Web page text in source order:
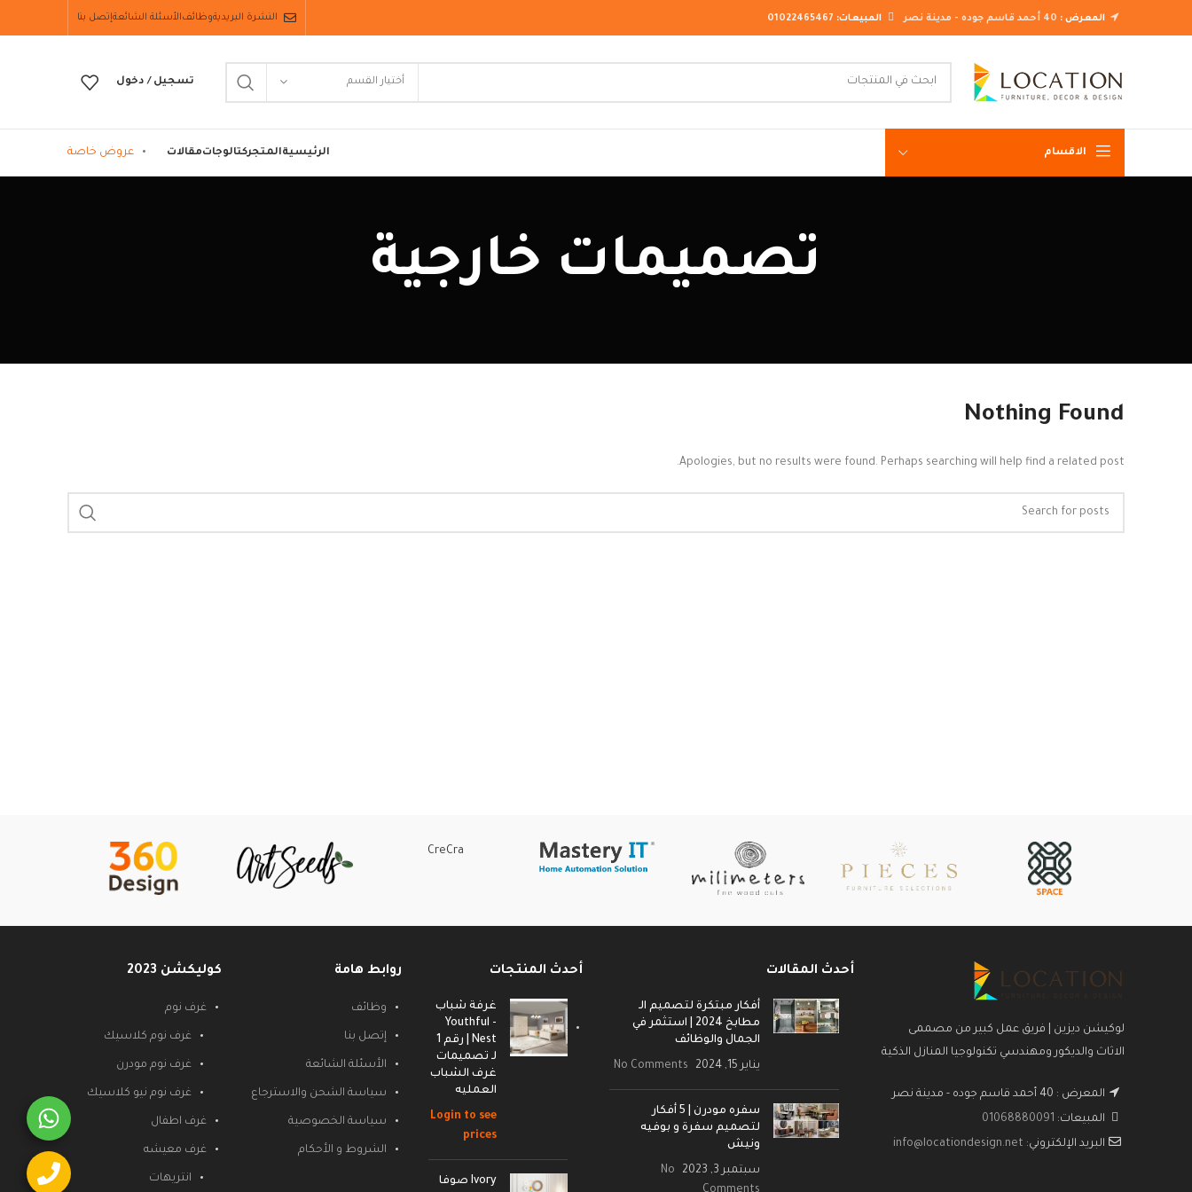
المعرض : المبيعات: 01022465467 النشرة البريديةوظائفالأسئلة الشائعةإتصل بنا
أختيار القسم تسجيل / دخول
الاقسام
غرف نوم مودرن
غرف نوم نيو كلاسيك
الرئيسيةالمتجركتالوجاتمقالات عروض خاصة
تصميمات خارجية
Nothing Found
Apologies, but no results were found. Perhaps searching will help find a related post.
CreCra
لوكيشن ديزين | فريق عمل كبير من مصممى
الاثاث والديكور ومهندسي تكنولوجيا المنازل الذكية
المعرض : 40 أحمد قاسم جوده - مدينة نصر
المبيعات: 01068880091
البريد الإلكتروني: info@locationdesign.net
أحدث المقالات
أفكار مبتكرة لتصميم الـ
مطابخ 2024 | استثمر في
الجمال والوظائف
يناير 15, 2024 No Comments
سفره مودرن | 5 أفكار
لتصميم سفرة و بوفيه
ونيش
سبتمبر 3, 2023
No
أحدث المنتجات
غرفة شباب
- Youthful
Nest | رقم 1
لـ تصميمات
غرف الشباب
العمليه
Login to see
prices
Ivory صوفا
روابط هامة
وظائف
إتصل بنا
الأسئلة الشائعة
سياسة الشحن والاسترجاع
سياسة الخصوصية
الشروط و الأحكام
كوليكشن 2023
غرف نوم
غرف نوم كلاسيك
غرف نوم مودرن
غرف نوم نيو كلاسيك
غرف اطفال
غرف معيشه
انتريهات